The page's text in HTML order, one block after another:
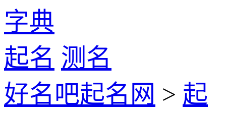
字典
起名 测名
好名吧起名网 > 起